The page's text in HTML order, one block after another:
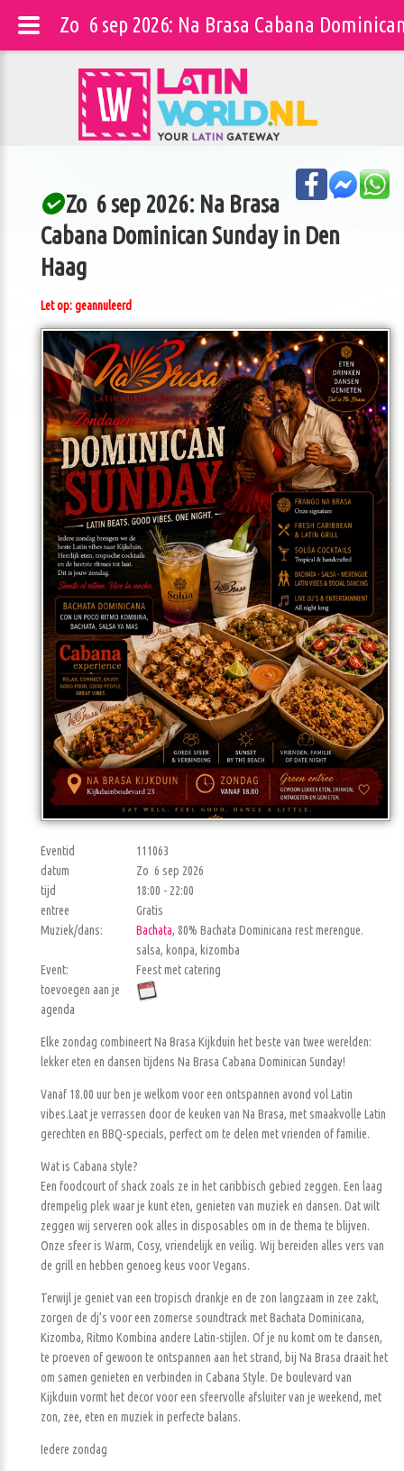
Zo 6 sep 2026: Na Brasa
Cabana Dominican Sunday in Den
Haag
Let op: geannuleerd
Eventid
111063
datum
Zo 6 sep 2026
tijd
18:00 - 22:00
entree
Gratis
Muziek/dans:
Bachata, 80% Bachata Dominicana rest merengue.
salsa, konpa, kizomba
Event:
Feest met catering
toevoegen aan je
agenda
Elke zondag combineert Na Brasa Kijkduin het beste van twee werelden:
lekker eten en dansen tijdens Na Brasa Cabana Dominican Sunday!
Vanaf 18.00 uur ben je welkom voor een ontspannen avond vol Latin
vibes.Laat je verrassen door de keuken van Na Brasa, met smaakvolle Latin
gerechten en BBQ-specials, perfect om te delen met vrienden of familie.
Wat is Cabana style?
Een foodcourt of shack zoals ze in het caribbisch gebied zeggen. Een laag
drempelig plek waar je kunt eten, genieten van muziek en dansen. Dat wilt
zeggen wij serveren ook alles in disposables om in de thema te blijven.
Onze sfeer is Warm, Cosy, vriendelijk en veilig. Wij bereiden alles vers van
de grill en hebben genoeg keus voor Vegans.
Terwijl je geniet van een tropisch drankje en de zon langzaam in zee zakt,
zorgen de dj’s voor een zomerse soundtrack met Bachata Dominicana,
Kizomba, Ritmo Kombina andere Latin-stijlen. Of je nu komt om te dansen,
te proeven of gewoon te ontspannen aan het strand, bij Na Brasa draait het
om samen genieten en verbinden in Cabana Style. De boulevard van
Kijkduin vormt het decor voor een sfeervolle afsluiter van je weekend, met
zon, zee, eten en muziek in perfecte balans.
Iedere zondag
Zo 6 sep 2026: Na Brasa Cabana